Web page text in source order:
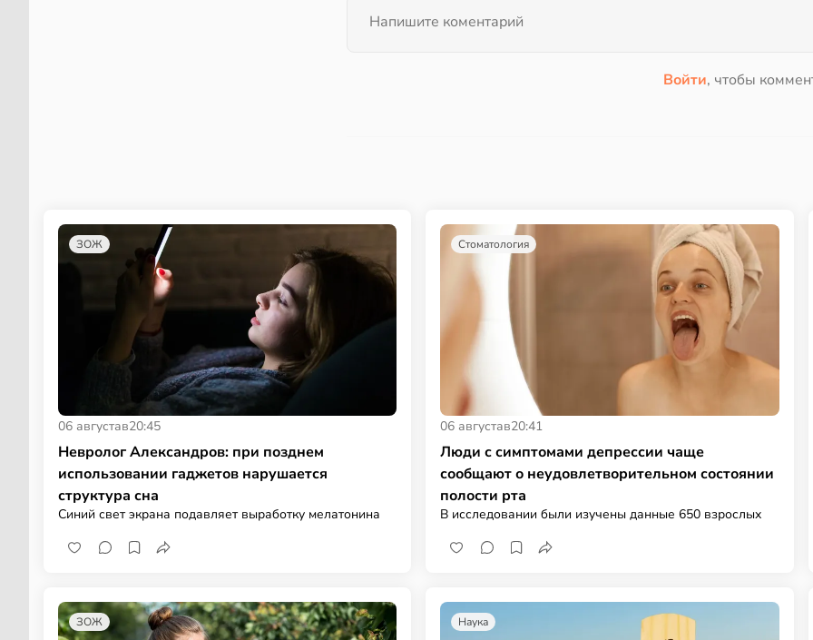
Войти, чтобы
ЗОЖ
06 августав20:45
Невролог Александров: при позднем
использовании гаджетов нарушается
структура сна
Синий свет экрана подавляет выработку мелатонина
Стоматология
06 августав20:41
Люди с симптомами депрессии чаще
сообщают о неудовлетворительном состоянии
полости рта
В исследовании были изучены данные 650 взрослых
ЗОЖ Наука